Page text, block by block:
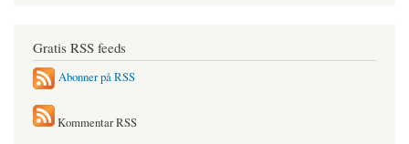
Gratis RSS feeds
Abonner på RSS
Kommentar RSS